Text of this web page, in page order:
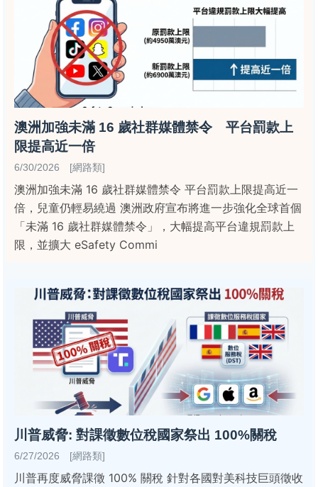
澳洲加強未滿 16 歲社群媒體禁令 平台罰款上
限提高近一倍
6/30/2026 [網路類]
澳洲加強未滿 16 歲社群媒體禁令 平台罰款上限提高近一
倍，兒童仍輕易繞過 澳洲政府宣布將進一步強化全球首個
「未滿 16 歲社群媒體禁令」，大幅提高平台違規罰款上
限，並擴大 eSafety Commi
川普威脅: 對課徵數位稅國家祭出 100%關稅
6/27/2026 [網路類]
川普再度威脅課徵 100% 關稅 針對各國對美科技巨頭徵收